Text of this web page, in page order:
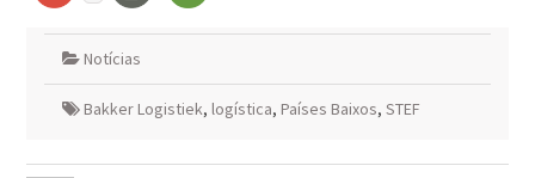
Notícias
Bakker Logistiek, logística, Países Baixos, STEF